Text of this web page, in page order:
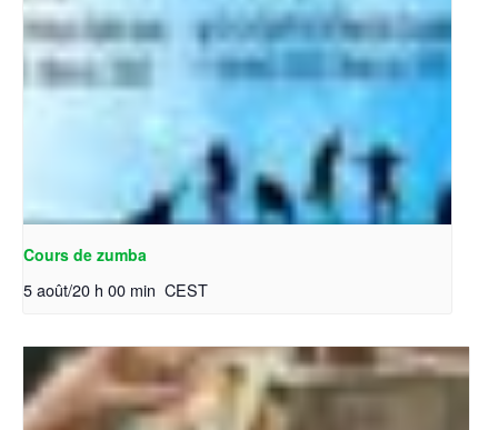
Cours de zumba
5 août/20 h 00 min CEST